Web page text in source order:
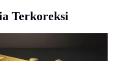
Terkoreksi
juga melemah 1,5% ke level
(Foto By AI)